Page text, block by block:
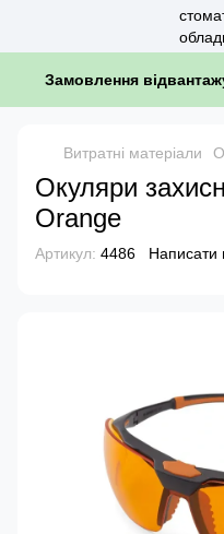
Замовлення
Витратні матеріали
Окуляри
Orange
Артикул: 4486 Написати